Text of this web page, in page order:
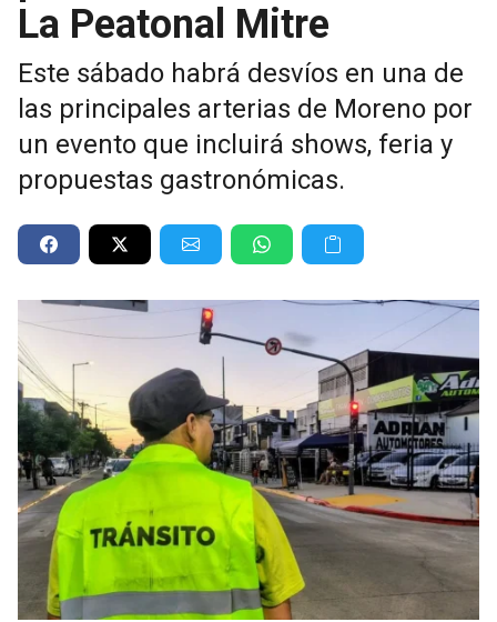
La Peatonal Mitre
Este sábado habrá desvíos en una de
las principales arterias de Moreno por
un evento que incluirá shows, feria y
propuestas gastronómicas.